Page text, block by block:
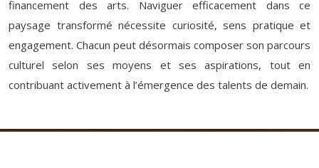
financement des arts. Naviguer efficacement dans ce
paysage transformé nécessite curiosité, sens pratique et
engagement. Chacun peut désormais composer son parcours
culturel selon ses moyens et ses aspirations, tout en
contribuant activement à l’émergence des talents de demain.